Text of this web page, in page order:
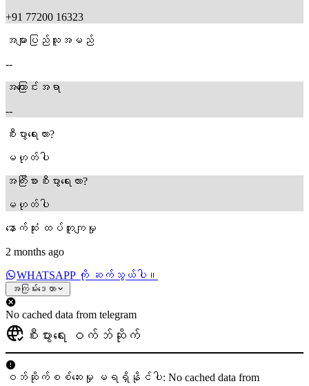
+91 77200 16323
အများပြည်သူအမည်
--
အကြောင်းအရာ
--
စီးပွားရေးလား?
မဟုတ်ပါ
အကြီးစားစီးပွားရေးလား?
မဟုတ်ပါ
နောက်ဆုံး ထပ်တူကျမှု
2 months ago
WHATSAPP ကို ဆက်သွယ်ပါ။
အကြမ်းဒေတာ
No cached data from telegram
စီးပွားရေး ဝက်ဘ်ဆိုက်
ဝဘ်ဆိုက်စစ်ဆေးမှု မရရှိနိုင်ပါ: No cached data from